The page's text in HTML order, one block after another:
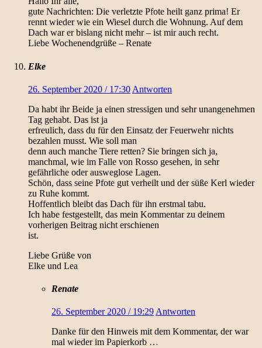
gute Nachrichten: Die verletzte Pfote heilt ganz prima! Er
rennt wieder wie ein Wiesel durch die Wohnung. Auf dem
Dach war er bislang nicht mehr – ist mir auch recht.
Liebe Wochenendgrüße – Renate
Elke
26. September 2020 / 17:30 Antworten
Da habt ihr Beide ja einen stressigen und sehr unangenehmen
Tag gehabt. Das ist ja
erfreulich, dass du für den Einsatz der Feuerwehr nichts
bezahlen musst. Wie soll man
denn auch manche Tiere retten? Sie bringen sich ja,
manchmal, wie im Falle von Rosso gesehen, in sehr
gefährliche oder ausweglose Lagen.
Schön, dass seine Pfote gut verheilt und der süße Kerl wieder
zu Ruhe kommt.
Hoffentlich bleibt das Dach für ihn erstmal tabu.
Ich habe festgestellt, das mein Kommentar zu deinem
vorherigen Beitrag nicht erschienen
ist.
Liebe Grüße von
Elke und Lea
Renate
26. September 2020 / 19:29Antworten
Danke für den Hinweis mit dem Kommentar, der war
mal wieder im Papierkorb …